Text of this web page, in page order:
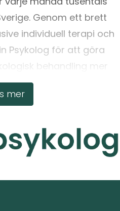
mer
varje månad tusentals
Genom ett brett
individuell terapi och
Psykolog för att göra